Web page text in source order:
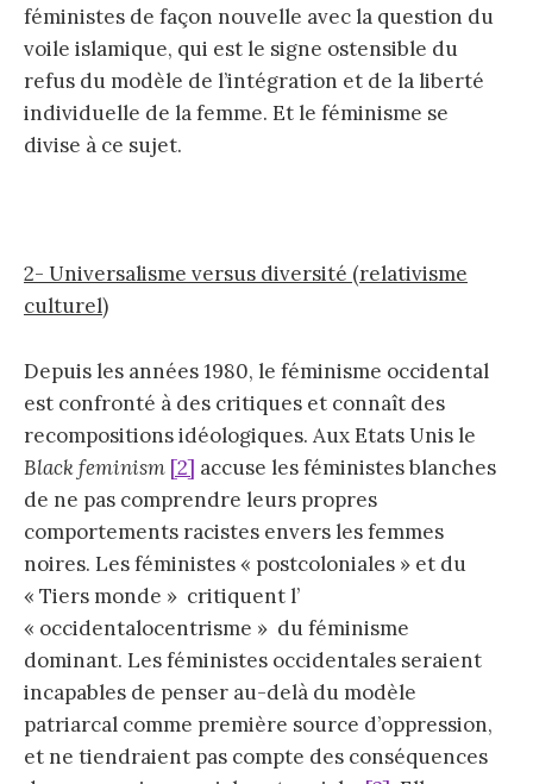
féministes de façon nouvelle avec la question du
voile islamique, qui est le signe ostensible du
refus du modèle de l’intégration et de la liberté
individuelle de la femme. Et le féminisme se
divise à ce sujet.
2- Universalisme versus diversité (relativisme
culturel)
Depuis les années 1980, le féminisme occidental
est confronté à des critiques et connaît des
recompositions idéologiques. Aux Etats Unis le
Black feminism [2] accuse les féministes blanches
de ne pas comprendre leurs propres
comportements racistes envers les femmes
noires. Les féministes « postcoloniales » et du
« Tiers monde » critiquent l’
« occidentalocentrisme » du féminisme
dominant. Les féministes occidentales seraient
incapables de penser au-delà du modèle
patriarcal comme première source d’oppression,
et ne tiendraient pas compte des conséquences